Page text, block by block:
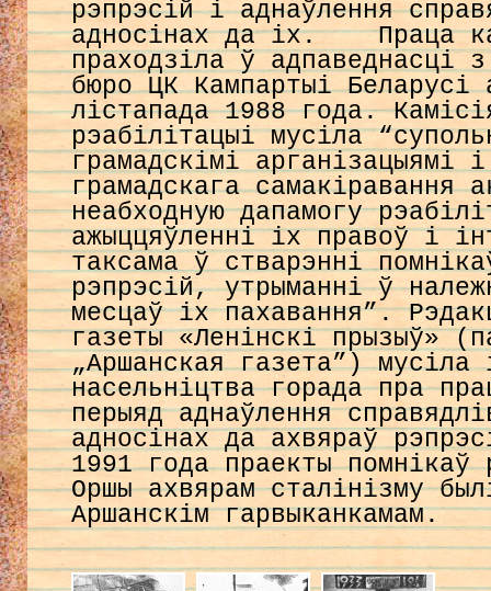
рэпрэсій і аднаўлення
адносінах да іх. Праца
праходзіла ў адпаведнасці
бюро ЦК Кампартыі Беларусі
лістапада 1988 года.
рэабілітацыі мусіла
грамадскімі арганізацыямі
грамадскага самакіравання
неабходную дапамогу
ажыццяўленні іх правоў і
таксама ў стварэнні
рэпрэсій, утрыманні ў
месцаў іх пахавання”.
газеты «Ленінскі прызыў»
„Аршанская газета”) мусіла
насельніцтва горада пра
перыяд аднаўлення
адносінах да ахвяраў
1991 года праекты помнікаў
Оршы ахвярам сталінізму
Аршанскім гарвыканкамам.